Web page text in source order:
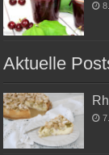
Aktuelle